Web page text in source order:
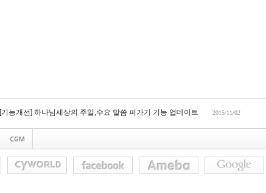
[기능개선] 하나님세상의 주일,수요 말씀 퍼가기 기능 업데이트 2015/11/02